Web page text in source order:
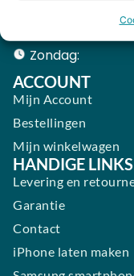
Zondag:
ACCOUNT
Mijn Account
Bestellingen
Mijn winkelwagen
HANDIGE LINKS
Levering en
Garantie
Contact
iPhone laten maken